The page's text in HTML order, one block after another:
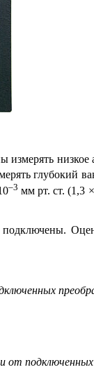
низкое
глубокий
–3 мм рт. ст. (1,3
подключенных